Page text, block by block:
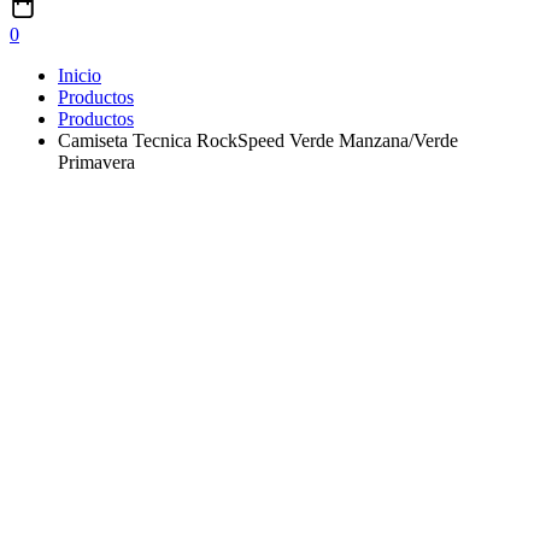
0
Inicio
Productos
Productos
Camiseta Tecnica RockSpeed Verde Manzana/Verde
Primavera